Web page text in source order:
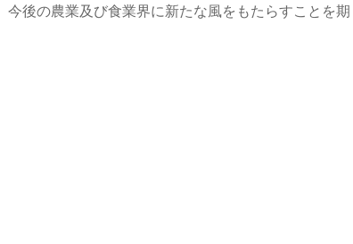
後の農業及び食業界に新たな風をもたらすことを期